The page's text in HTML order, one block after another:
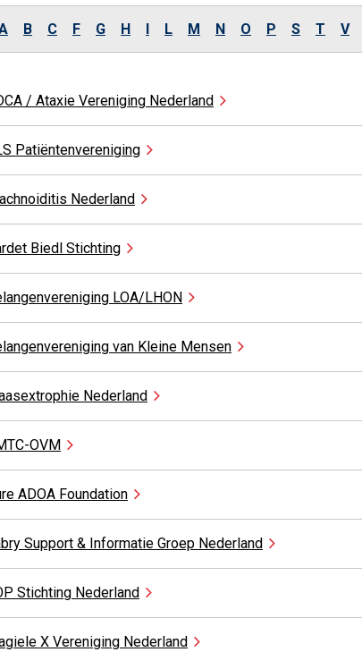
B C F G H L M N O P S T V
/ Ataxie Vereniging Nederland
Patiëntenvereniging
Nederland
Biedl Stichting
LOA/LHON
van Kleine Mensen
Nederland
OVM
ADOA Foundation
Support & Informatie Groep Nederland
Stichting Nederland
X Vereniging Nederland